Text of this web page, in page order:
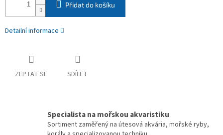
Přidat do košíku
Detailní informace
ZEPTAT SE SDÍLET
Specialista na mořskou akvaristiku
Sortiment zaměřený na útesová akvária, mořské ryby,